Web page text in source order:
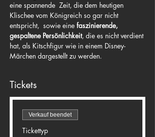
eine spannende  Zeit, die dem heutigen
Klischee vom Königreich so gar nicht
entspricht,  sowie eine faszinierende,
gespaltene Persönlichkeit, die es nicht verdient
hat, als Kitschfigur wie in einem Disney-
Märchen dargestellt zu werden.
Tickets
Verkauf beendet
Tickettyp